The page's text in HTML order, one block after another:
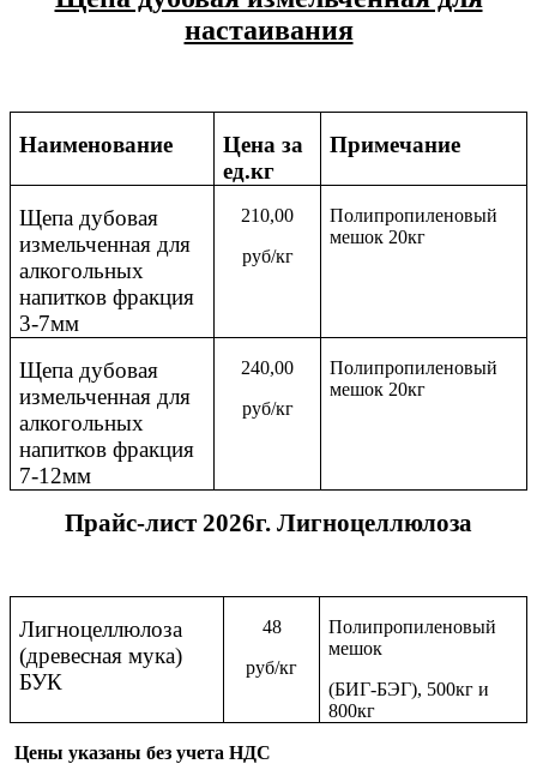
настаивания
Наименование
Цена за
ед.кг
Примечание
Щепа дубовая
измельченная для
алкогольных
напитков фракция
3-7мм
210,00
руб/кг
Полипропиленовый
мешок 20кг
Щепа дубовая
измельченная для
алкогольных
напитков фракция
7-12мм
240,00
руб/кг
Полипропиленовый
мешок 20кг
Прайс-лист 2026г. Лигноцеллюлоза
Лигноцеллюлоза
(древесная мука)
БУК
48
руб/кг
Полипропиленовый
мешок
(БИГ-БЭГ), 500кг и
800кг
Цены указаны без учета НДС